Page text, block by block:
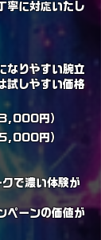
寧に対応いたし
なりやすい腕立
試しやすい価格
円）
円）
で濃い体験が
ペーンの価値が